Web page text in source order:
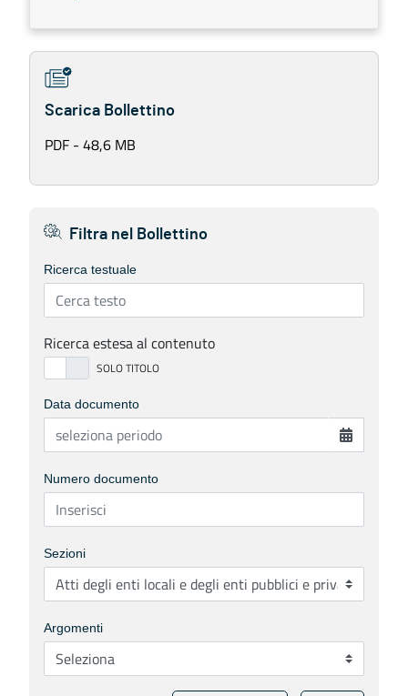
Scarica Bollettino
PDF - 48,6 MB
Filtra nel Bollettino
Ricerca testuale
Ricerca estesa al contenuto
Data documento
Numero documento
Sezioni
Argomenti